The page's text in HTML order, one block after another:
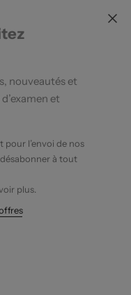
nouveautés et
et
pour l’envoi de nos
à tout
plus.